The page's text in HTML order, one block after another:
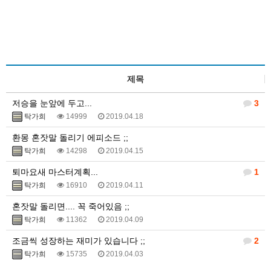
제목
3
저승을 눈앞에 두고...
탁가희 14999 2019.04.18
환몽 혼잣말 돌리기 에피소드 ;;
탁가희 14298 2019.04.15
1
퇴마요새 마스터계획...
탁가희 16910 2019.04.11
혼잣말 돌리면.... 꼭 죽어있음 ;;
탁가희 11362 2019.04.09
2
조금씩 성장하는 재미가 있습니다 ;;
탁가희 15735 2019.04.03